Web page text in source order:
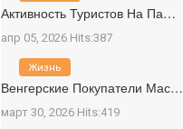
Активность Туристов На Па…
апр 05, 2026 Hits:387
Венгерские Покупатели Мас…
март 30, 2026 Hits:419
Жизнь